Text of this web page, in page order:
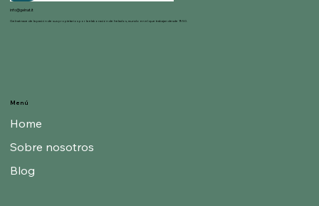
info@gelnat.it
Gelnat nace de la pasión de sus propietarios por la elaboración de helados, mundo en el que trabajan desde 1950.
Menú
Home
Sobre nosotros
Blog